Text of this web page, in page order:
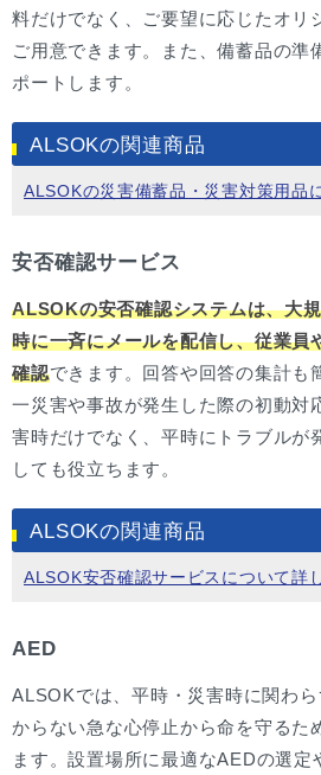
料だけでなく、ご要望に応じたオリ
ご用意できます。また、備蓄品の準
ポートします。
ALSOKの関連商品
ALSOKの災害備蓄品・災害対策用品
安否確認サービス
ALSOKの安否確認システムは、大
時に一斉にメールを配信し、従業員
確認できます。回答や回答の集計も
一災害や事故が発生した際の初動対
害時だけでなく、平時にトラブルが
しても役立ちます。
ALSOKの関連商品
ALSOK安否確認サービスについて詳
AED
ALSOKでは、平時・災害時に関わ
からない急な心停止から命を守るた
ます。設置場所に最適なAEDの選定